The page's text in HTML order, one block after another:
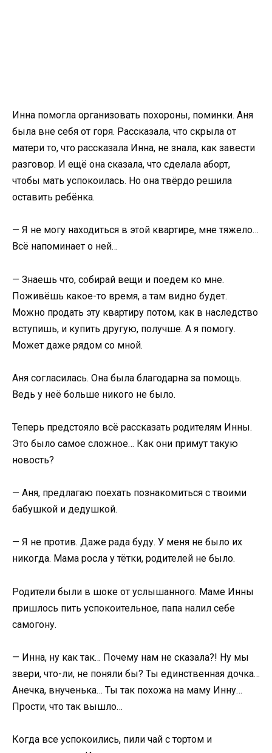
Инна помогла организовать похороны, поминки. Аня
была вне себя от горя. Рассказала, что скрыла от
матери то, что рассказала Инна, не знала, как завести
разговор. И ещё она сказала, что сделала аборт,
чтобы мать успокоилась. Но она твёрдо решила
оставить ребёнка.
— Я не могу находиться в этой квартире, мне тяжело…
Всё напоминает о ней…
— Знаешь что, собирай вещи и поедем ко мне.
Поживёшь какое-то время, а там видно будет.
Можно продать эту квартиру потом, как в наследство
вступишь, и купить другую, получше. А я помогу.
Может даже рядом со мной.
Аня согласилась. Она была благодарна за помощь.
Ведь у неё больше никого не было.
Теперь предстояло всё рассказать родителям Инны.
Это было самое сложное… Как они примут такую
новость?
— Аня, предлагаю поехать познакомиться с твоими
бабушкой и дедушкой.
— Я не против. Даже рада буду. У меня не было их
никогда. Мама росла у тётки, родителей не было.
Родители были в шоке от услышанного. Маме Инны
пришлось пить успокоительное, папа налил себе
самогону.
— Инна, ну как так… Почему нам не сказала?! Ну мы
звери, что-ли, не поняли бы? Ты единственная дочка…
Анечка, внученька… Ты так похожа на маму Инну…
Прости, что так вышло…
Когда все успокоились, пили чай с тортом и